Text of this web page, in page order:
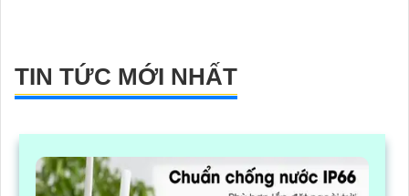
TIN TỨC MỚI NHẤT